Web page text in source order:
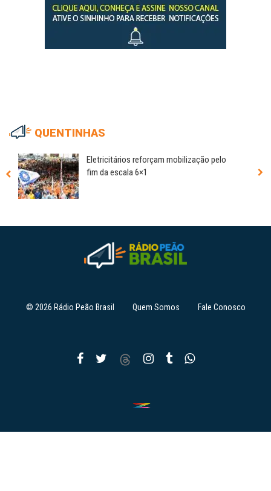
QUENTINHAS
Eletricitários reforçam mobilização pelo
fim da escala 6×1
© 2026 Rádio Peão Brasil Quem Somos Fale Conosco